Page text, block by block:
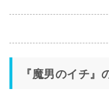
『魔男のイチ